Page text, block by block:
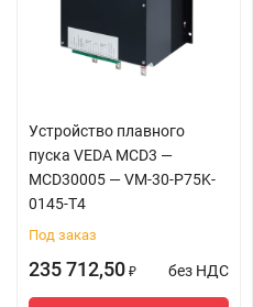
Устройство плавного
пуска VEDA MCD3 —
MCD30005 — VM-30-P75K-
0145-T4
Под заказ
235 712,50 ₽ без НДС